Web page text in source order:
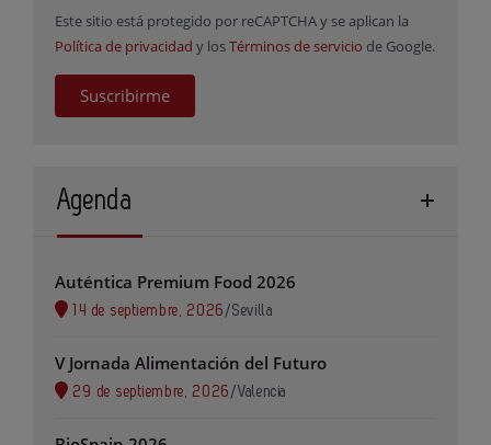
Este sitio está protegido por reCAPTCHA y se aplican la
Política de privacidad y losTérminos de servicio de Google.
Suscribirme
Agenda
Auténtica Premium Food 2026
14 de septiembre, 2026 /Sevilla
V Jornada Alimentación del Futuro
29 de septiembre, 2026 /Valencia